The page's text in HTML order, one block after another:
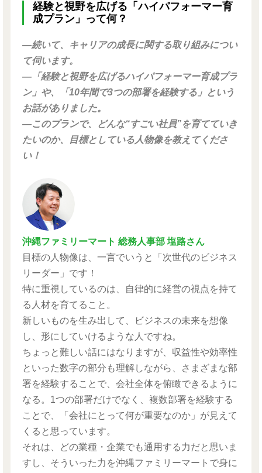
経験と視野を広げる「ハイパフォーマー育
成プラン」って何？
―続いて、キャリアの成長に関する取り組みについ
て伺います。
―「経験と視野を広げるハイパフォーマー育成プラ
ン」や、「10年間で3つの部署を経験する」という
お話がありました。
―このプランで、どんな“すごい社員”を育てていき
たいのか、目標としている人物像を教えてくださ
い！
沖縄ファミリーマート 総務人事部 塩路さん
目標の人物像は、一言でいうと「次世代のビジネス
リーダー」です！
特に重視しているのは、自律的に経営の視点を持て
る人材を育てること。
新しいものを生み出して、ビジネスの未来を想像
し、形にしていけるような人ですね。
ちょっと難しい話にはなりますが、収益性や効率性
といった数字の部分も理解しながら、さまざまな部
署を経験することで、会社全体を俯瞰できるように
なる。1つの部署だけでなく、複数部署を経験する
ことで、「会社にとって何が重要なのか」が見えて
くると思っています。
それは、どの業種・企業でも通用する力だと思いま
すし、そういった力を沖縄ファミリーマートで身に